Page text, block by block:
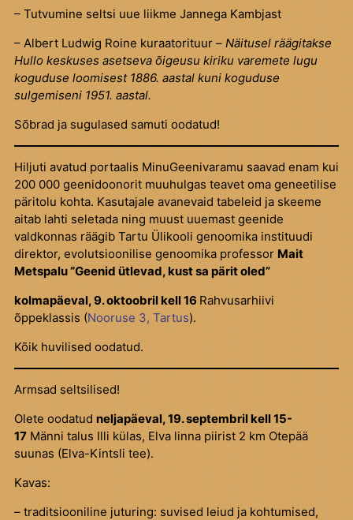
– Tutvumine seltsi uue liikme Jannega Kambjast
– Albert Ludwig Roine kuraatorituur – Näitusel räägitakse
Hullo keskuses asetseva õigeusu kiriku varemete lugu
koguduse loomisest 1886. aastal kuni koguduse
sulgemiseni 1951. aastal.
Sõbrad ja sugulased samuti oodatud!
Hiljuti avatud portaalis MinuGeenivaramu saavad enam kui
200 000 geenidoonorit muuhulgas teavet oma geneetilise
päritolu kohta. Kasutajale avanevaid tabeleid ja skeeme
aitab lahti seletada ning muust uuemast geenide
valdkonnas räägib Tartu Ülikooli genoomika instituudi
direktor, evolutsioonilise genoomika professor Mait
Metspalu “Geenid ütlevad, kust sa pärit oled”
kolmapäeval, 9. oktoobril kell 16 Rahvusarhiivi
õppeklassis (Nooruse 3, Tartus).
Kõik huvilised oodatud.
Armsad seltsilised!
Olete oodatud neljapäeval, 19. septembril kell 15-
17Männi talus Illi külas, Elva linna piirist 2 km Otepää
suunas (Elva-Kintsli tee).
Kavas:
– traditsiooniline juturing: suvised leiud ja kohtumised,